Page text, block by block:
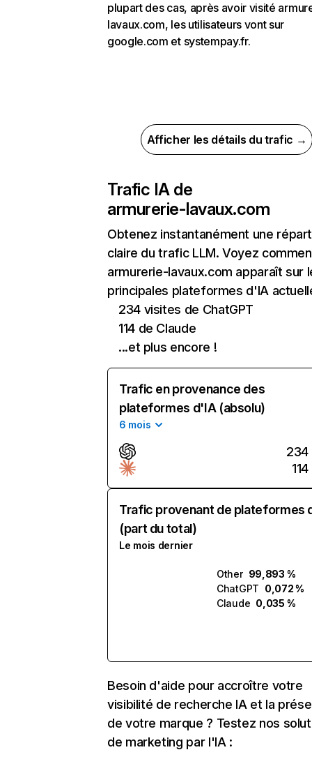
plupart des cas, après avoir visité
lavaux.com, les utilisateurs vont sur
google.com et systempay.fr.
Afficher les détails du trafic →
Trafic IA de
armurerie-lavaux.com
Obtenez instantanément une
claire du trafic LLM. Voyez
armurerie-lavaux.com apparaît sur
principales plateformes d'IA
234 visites de ChatGPT
114 de Claude
...et plus encore !
Trafic en provenance des
plateformes d'IA (absolu)
6 mois
234
114
Trafic provenant de plateformes
(part du total)
Le mois dernier
Other 99,893 %
ChatGPT 0,072 %
Claude 0,035 %
Besoin d'aide pour accroître votre
visibilité de recherche IA et la
de votre marque ? Testez nos
de marketing par l'IA :